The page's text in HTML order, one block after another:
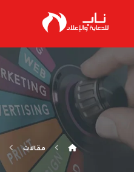
مقالات